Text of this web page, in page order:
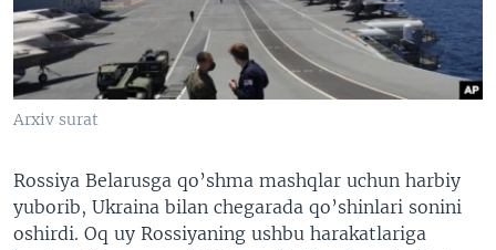
VIDEO
XABARLAR SURATLARDA
ODNOKLASSNIKI
TELEGRAM
TWITTER
Arxiv surat
Rossiya Belarusga qo’shma mashqlar uchun harbiy
yuborib, Ukraina bilan chegarada qo’shinlari sonini
oshirdi. Oq uy Rossiyaning ushbu harakatlariga